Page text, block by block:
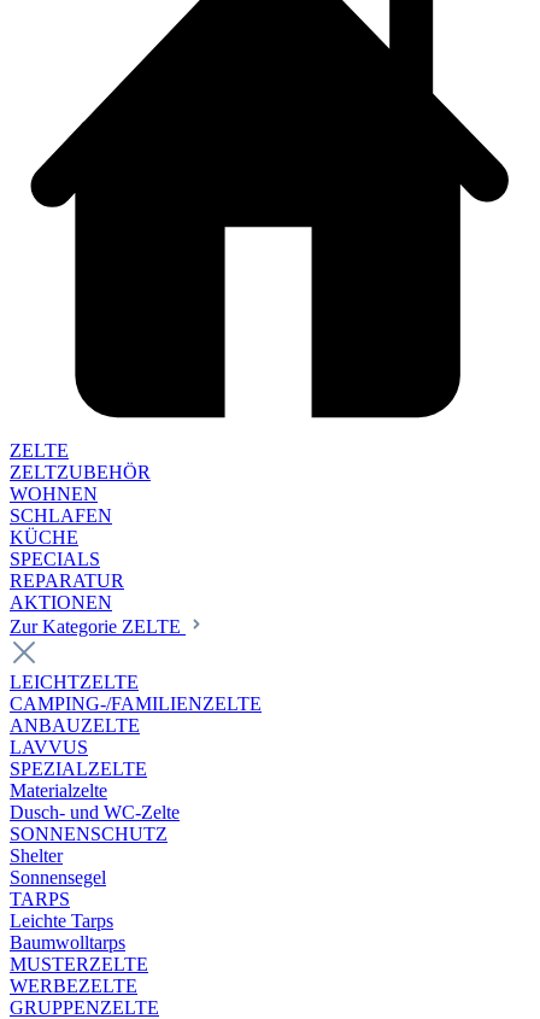
ZELTE
ZELTZUBEHÖR
WOHNEN
SCHLAFEN
KÜCHE
SPECIALS
REPARATUR
AKTIONEN
Zur Kategorie ZELTE
LEICHTZELTE
CAMPING-/FAMILIENZELTE
ANBAUZELTE
LAVVUS
SPEZIALZELTE
Materialzelte
Dusch- und WC-Zelte
SONNENSCHUTZ
Shelter
Sonnensegel
TARPS
Leichte Tarps
Baumwolltarps
MUSTERZELTE
WERBEZELTE
GRUPPENZELTE